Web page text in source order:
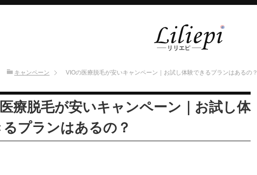
キャンペーン VIOの医療脱毛が安いキャンペーン｜お試し体験できるプランはあるの？
療脱毛が安いキャンペーン｜お試し体
プランはあるの？